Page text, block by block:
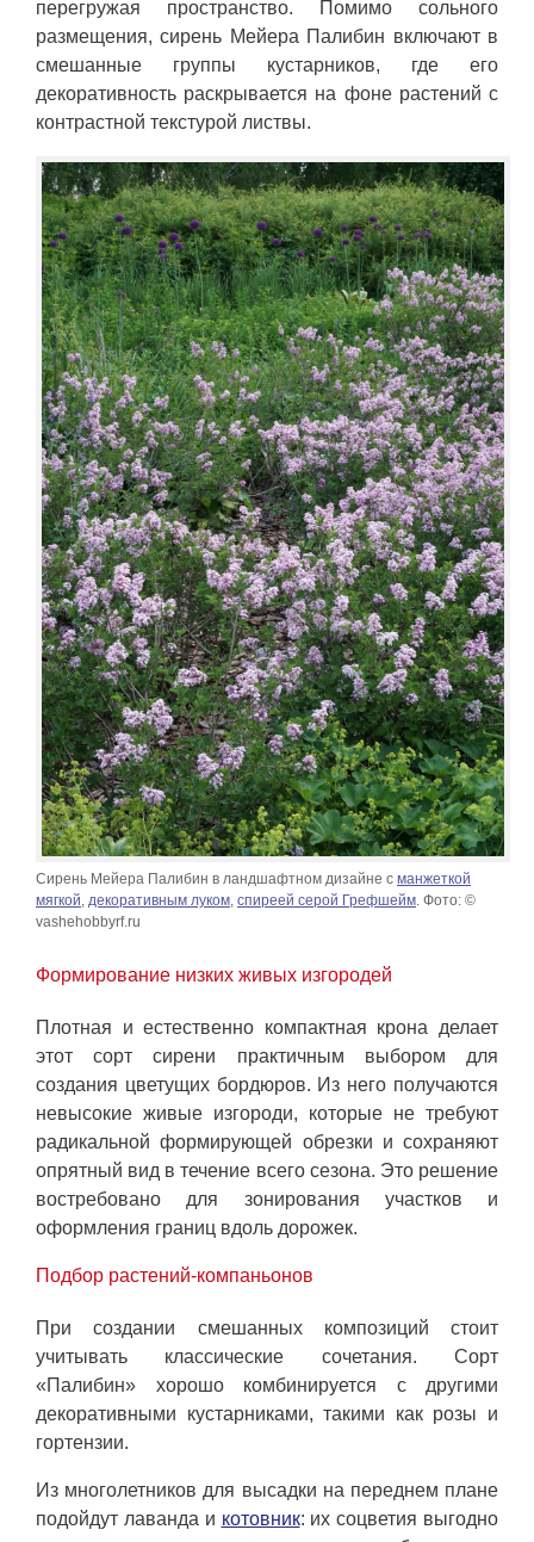
перегружая пространство. Помимо сольного
размещения, сирень Мейера Палибин включают в
смешанные группы кустарников, где его
декоративность раскрывается на фоне растений с
контрастной текстурой листвы.
Сирень Мейера Палибин в ландшафтном дизайне с манжеткой
мягкой, декоративным луком, спиреей серой Грефшейм. Фото: ©
vashehobbyrf.ru
Формирование низких живых изгородей
Плотная и естественно компактная крона делает
этот сорт сирени практичным выбором для
создания цветущих бордюров. Из него получаются
невысокие живые изгороди, которые не требуют
радикальной формирующей обрезки и сохраняют
опрятный вид в течение всего сезона. Это решение
востребовано для зонирования участков и
оформления границ вдоль дорожек.
Подбор растений-компаньонов
При создании смешанных композиций стоит
учитывать классические сочетания. Сорт
«Палибин» хорошо комбинируется с другими
декоративными кустарниками, такими как розы и
гортензии.
Из многолетников для высадки на переднем плане
подойдут лаванда и котовник: их соцветия выгодно